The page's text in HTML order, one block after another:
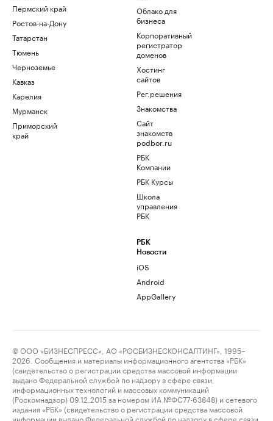
Пермский край
Ростов-на-Дону
Татарстан
Тюмень
Черноземье
Кавказ
Карелия
Мурманск
Приморский
край
Облако для
бизнеса
Корпоративный
регистратор
доменов
Хостинг
сайтов
Рег.решения
Знакомства
Сайт
знакомств
podbor.ru
РБК
Компании
РБК Курсы
Школа
управления
РБК
РБК
Новости
iOS
Android
AppGallery
© ООО «БИЗНЕСПРЕСС», АО «РОСБИЗНЕСКОНСАЛТИНГ», 1995–
2026. Сообщения и материалы информационного агентства «РБК»
(свидетельство о регистрации средства массовой информации
выдано Федеральной службой по надзору в сфере связи,
информационных технологий и массовых коммуникаций
(Роскомнадзор) 09.12.2015 за номером ИА №ФС77-63848) и сетевого
издания «РБК» (свидетельство о регистрации средства массовой
информации выдано Федеральной службой по надзору в сфере связи,